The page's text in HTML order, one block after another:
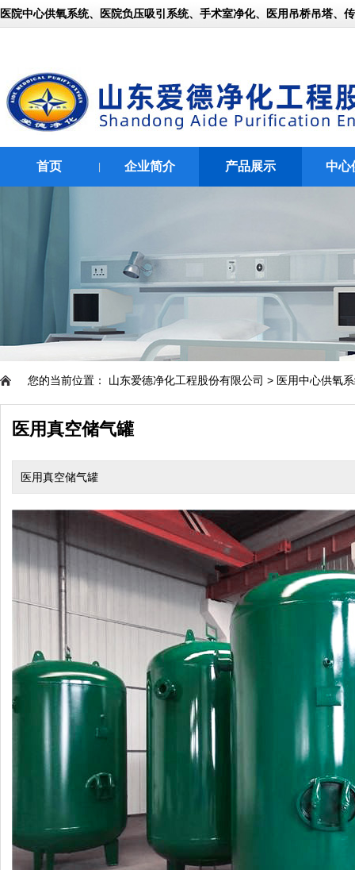
医院中心供氧系统、医院负压吸引系统、手术室净化、医用吊桥吊塔
首页 企业简介 产品展示 中心
您的当前位置： 山东爱德净化工程股份有限公司 > 医用中心供氧
医用真空储气罐
医用真空储气罐